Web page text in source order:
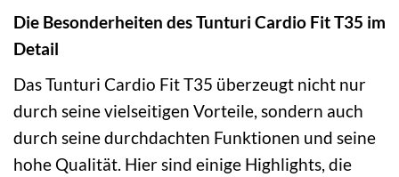
Die Besonderheiten des Tunturi Cardio Fit T35 im
Detail
Das Tunturi Cardio Fit T35 überzeugt nicht nur
durch seine vielseitigen Vorteile, sondern auch
durch seine durchdachten Funktionen und seine
hohe Qualität. Hier sind einige Highlights, die